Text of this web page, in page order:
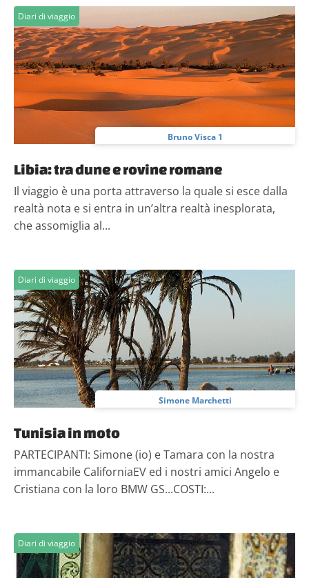
Diari di viaggio
Bruno Visca 1
Libia: tra dune e rovine romane
Il viaggio è una porta attraverso la quale si esce dalla
realtà nota e si entra in un’altra realtà inesplorata,
che assomiglia al...
Diari di viaggio
Simone Marchetti
Tunisia in moto
PARTECIPANTI: Simone (io) e Tamara con la nostra
immancabile CaliforniaEV ed i nostri amici Angelo e
Cristiana con la loro BMW GS...COSTI:...
Diari di viaggio